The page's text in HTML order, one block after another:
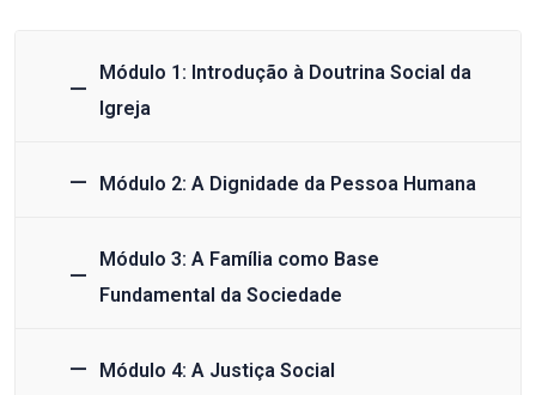
Módulo 1: Introdução à Doutrina Social da
Igreja
Módulo 2: A Dignidade da Pessoa Humana
Módulo 3: A Família como Base
Fundamental da Sociedade
Módulo 4: A Justiça Social